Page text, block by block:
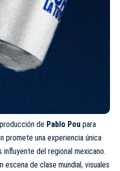
de Pablo Pou para
promete una experiencia única
influyente del regional mexicano.
escena de clase mundial, visuales